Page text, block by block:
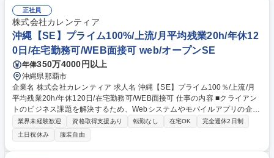
正社員
株式会社カレンティア
沖縄【SE】プライム100%/上流/月平均残業20h/年休12
0日/在宅勤務可/WEB面接可 web/オープンSE
年俸350万4000円以上
沖縄県那覇市
企業名 株式会社カレンティア 求人名 沖縄【SE】プライム100％/上流/月
平均残業20h/年休120日/在宅勤務可/WEB面接可 仕事の内容 ■クライアン
トのビジネス課題を解決するため、Webシステムやモバイルアプリの企画
から運用保守まで上流工程を含めてワンストップで幅広い業務に取り組ん
でいただきます。 - 受注前の企画提案（ヒアリング、技術調査、プロトタ
イプ開発） - 要件定義・基本設計（業務分析、システム要件整理、アーキ
テクチャ設計、技術選定） - 開発～テスト（詳細設計、コーディング、テ
業界未経験歓迎 資格取得支援あり 転勤なし 在宅OK
完全週休2日制
土日祝休み
服装自由